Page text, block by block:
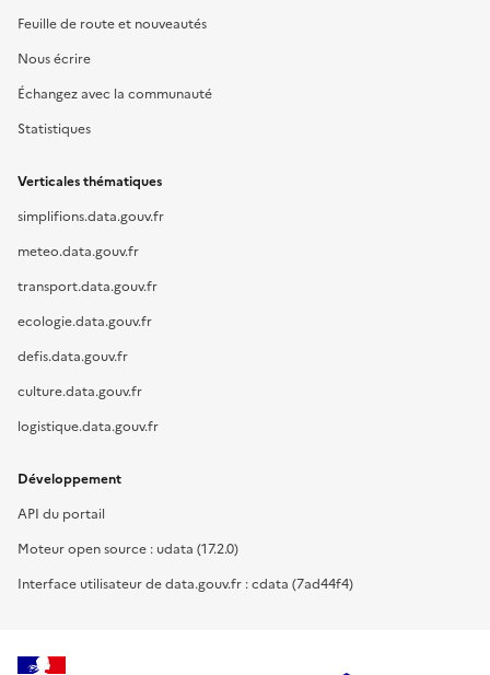
Feuille de route et nouveautés
Nous écrire
Échangez avec la communauté
Statistiques
Verticales thématiques
simplifions.data.gouv.fr
meteo.data.gouv.fr
transport.data.gouv.fr
ecologie.data.gouv.fr
defis.data.gouv.fr
culture.data.gouv.fr
logistique.data.gouv.fr
Développement
API du portail
Moteur open source : udata (17.2.0)
Interface utilisateur de data.gouv.fr : cdata (7ad44f4)